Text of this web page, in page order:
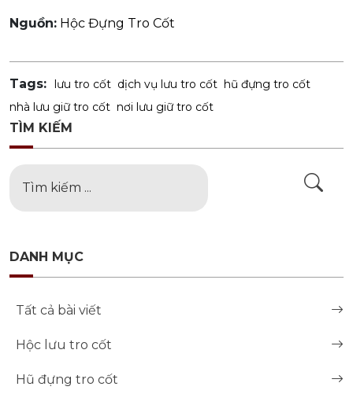
Nguồn: Hộc Đựng Tro Cốt
Tags: lưu tro cốt dịch vụ lưu tro cốt hũ đựng tro cốt
nhà lưu giữ tro cốt nơi lưu giữ tro cốt
TÌM KIẾM
DANH MỤC
Tất cả bài viết
Hộc lưu tro cốt
Hũ đựng tro cốt